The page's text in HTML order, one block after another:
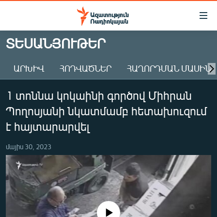
Մատչելիության
Անցնել
հիմնական
Անցնել
հիմնական
մենյուին
Որոնում
ԱԶԱՏՈՒԹՅՈՒՆ TV
ՀԱՅԱՍՏԱՆ
ԸՆՏՐՈՒԹՅՈՒՆՆԵՐ 2026
ԻՐԱՎՈՒՆՔ
ՏՆՏԵՍՈՒԹՅՈՒՆ
ՂԱՐԱԲԱՂ
ՊԱՏԵՐԱԶՄԻ 6 ՇԱԲԱԹՆԵՐԸ
ՏԱՐԱԾԱՇՐՋԱՆ
ՏԵՍԱՆՅՈՒԹԵՐ
ԱՐԽԻՎ ՀՈԴՎԱԾՆԵՐ ՀԱՂՈՐԴՄԱՆ ՄԱՍԻՆ
1 տոննա կոկաինի գործով Միհրան
Պողոսյանի նկատմամբ հետախուզում
է հայտարարվել
մայիս 30, 2023
No media source currently available